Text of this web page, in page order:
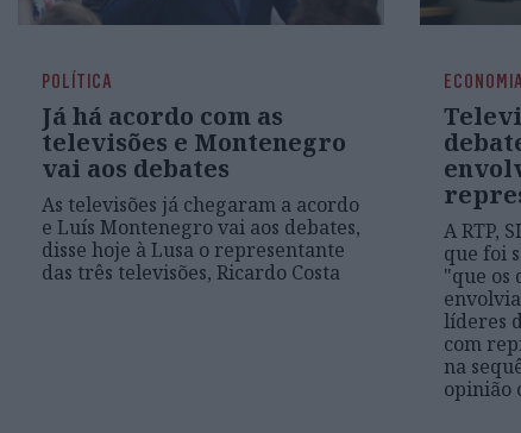
POLÍTICA
Já há acordo com as
televisões e Montenegro
vai aos debates
As televisões já chegaram a acordo
e Luís Montenegro vai aos debates,
disse hoje à Lusa o representante
das três televisões, Ricardo Costa
ECONOMIA
A RTP,
que foi
"que os
líderes
com
na
opinião